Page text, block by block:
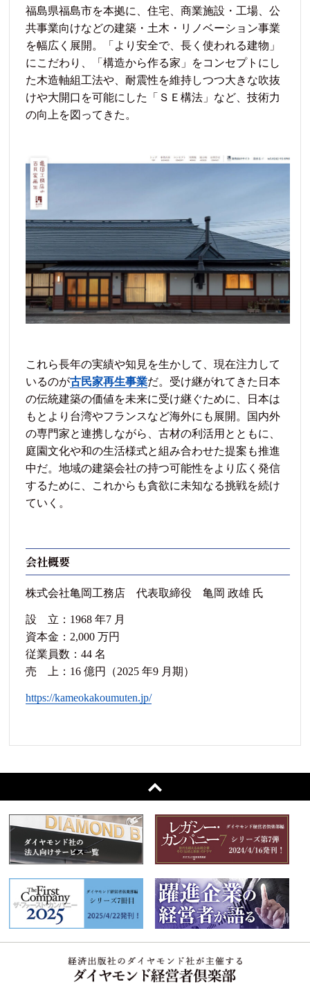
福島県福島市を本拠に、住宅、商業施設・工場、公
共事業向けなどの建築・土木・リノベーション事業
を幅広く展開。「より安全で、長く使われる建物」
にこだわり、「構造から作る家」をコンセプトにし
た木造軸組工法や、耐震性を維持しつつ大きな吹抜
けや大開口を可能にした「ＳＥ構法」など、技術力
の向上を図ってきた。
これら長年の実績や知見を生かして、現在注力して
いるのが古民家再生事業だ。受け継がれてきた日本
の伝統建築の価値を未来に受け継ぐために、日本は
もとより台湾やフランスなど海外にも展開。国内外
の専門家と連携しながら、古材の利活用とともに、
庭園文化や和の生活様式と組み合わせた提案も推進
中だ。地域の建築会社の持つ可能性をより広く発信
するために、これからも貪欲に未知なる挑戦を続け
ていく。
会社概要
株式会社亀岡工務店 代表取締役 亀岡 政雄 氏
設 立：1968 年7 月
資本金：2,000 万円
従業員数：44 名
売 上：16 億円（2025 年9 月期）
https://kameokakoumuten.jp/